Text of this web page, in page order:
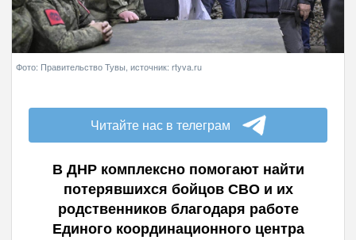
Фото: Правительство Тувы, источник: rtyva.ru
Читайте нас в телеграм
В ДНР комплексно помогают найти
потерявшихся бойцов СВО и их
родственников благодаря работе
Единого координационного центра